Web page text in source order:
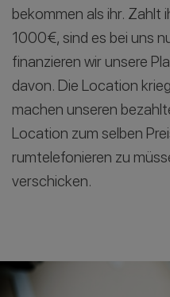
bekommen als ihr. Zahlt
1000€, sind es bei uns
finanzieren wir unsere
davon. Die Location
machen unseren
Location zum selben
rumtelefonieren zu
verschicken.